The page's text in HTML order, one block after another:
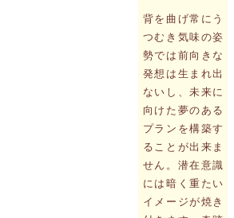
背を曲げ常にう
つむき気味の姿
勢では前向きな
発想は生まれ出
ないし、未来に
向けた夢のある
プランを構築す
ることが出来ま
せん。潜在意識
には暗く重たい
イメージが焼き